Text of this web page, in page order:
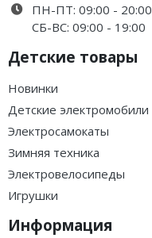
ПН-ПТ: 09:00 - 20:00
СБ-ВС: 09:00 - 19:00
Детские товары
Новинки
Детские электромобили
Электросамокаты
Зимняя техника
Электровелосипеды
Игрушки
Информация